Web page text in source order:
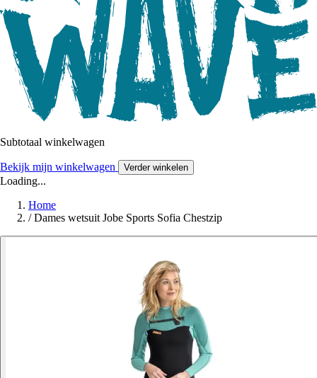
Subtotaal winkelwagen
Bekijk mijn winkelwagen Verder winkelen
Loading...
Home
/ Dames wetsuit Jobe Sports Sofia Chestzip